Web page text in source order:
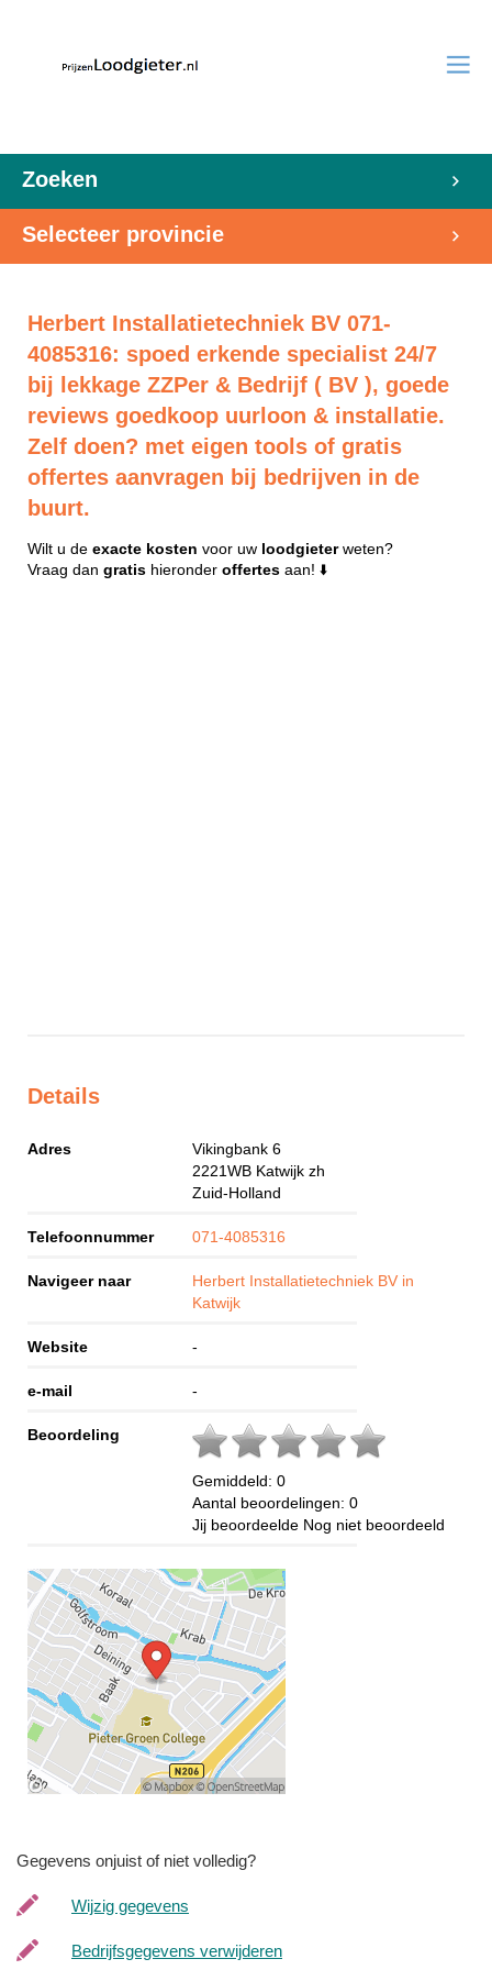
Zoeken
Selecteer provincie
Herbert Installatietechniek BV 071-
4085316: spoed erkende specialist 24/7
bij lekkage ZZPer & Bedrijf ( BV ), goede
reviews goedkoop uurloon & installatie.
Zelf doen? met eigen tools of gratis
offertes aanvragen bij bedrijven in de
buurt.
Wilt u de exacte kosten voor uw loodgieterweten?
Vraag dan gratis hieronder offertes aan! ⬇️
Details
Adres
Vikingbank 6
2221WB Katwijk zh
Zuid-Holland
Telefoonnummer 071-4085316
Navigeer naar
Herbert Installatietechniek BV in
Katwijk
Website -
e-mail -
Beoordeling
Gemiddeld: 0
Aantal beoordelingen: 0
Jij beoordeelde Nog niet beoordeeld
Gegevens onjuist of niet volledig?
Wijzig gegevens
Bedrijfsgegevens verwijderen